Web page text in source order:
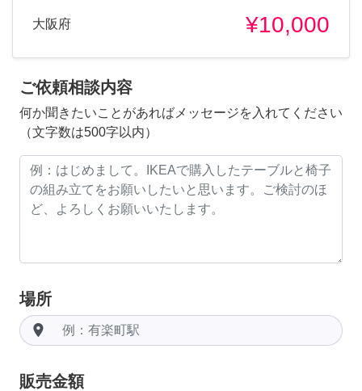
大阪府 ¥10,000
ご依頼相談内容
何か聞きたいことがあればメッセージを入れてください
（文字数は500字以内）
場所
room
販売金額